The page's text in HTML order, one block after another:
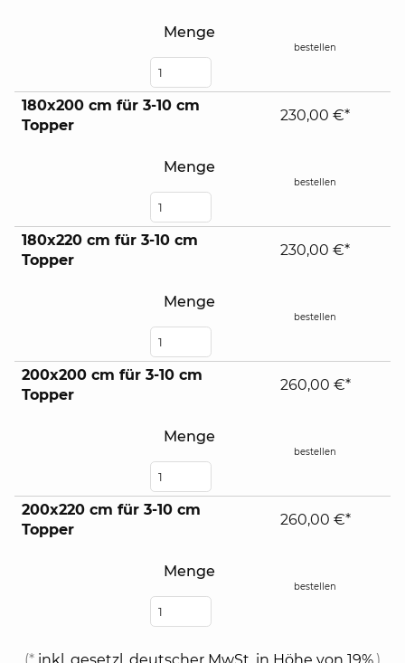
Menge
bestellen
180x200 cm für 3-10 cm
Topper
Menge
230,00 €*
bestellen
180x220 cm für 3-10 cm
Topper
Menge
230,00 €*
bestellen
200x200 cm für 3-10 cm
Topper
Menge
260,00 €*
bestellen
200x220 cm für 3-10 cm
Topper
Menge
260,00 €*
bestellen